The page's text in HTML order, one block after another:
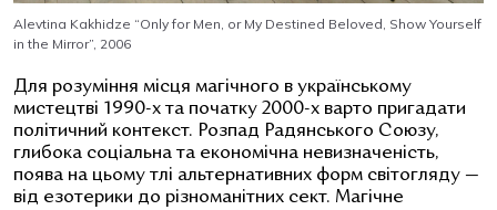
Alevtina Kakhidze “Only for Men, or My Destined Beloved, Show Yourself
in the Mirror”, 2006
Для розуміння місця магічного в українському
мистецтві 1990-х та початку 2000-х варто пригадати
політичний контекст. Розпад Радянського Союзу,
глибока соціальна та економічна невизначеність,
поява на цьому тлі альтернативних форм світогляду —
від езотерики до різноманітних сект. Магічне